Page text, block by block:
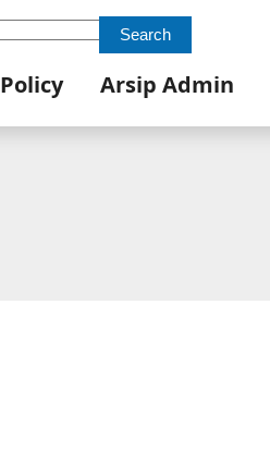
Search
Policy Arsip Admin